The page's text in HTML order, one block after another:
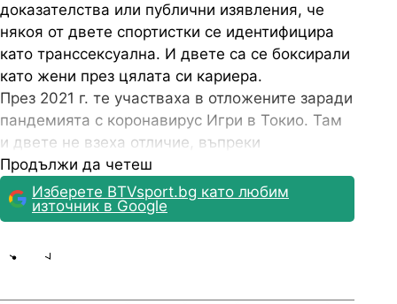
доказателства или публични изявления, че
някоя от двете спортистки се идентифицира
като транссексуална. И двете са се боксирали
като жени през цялата си кариера.
През 2021 г. те участваха в отложените заради
пандемията с коронавирус Игри в Токио. Там
и двете не взеха отличие, въпреки
респектиращия си вид и физика за своите
категории.
Продължи да четеш
Изберете BTVsport.bg като любим
източник в Google